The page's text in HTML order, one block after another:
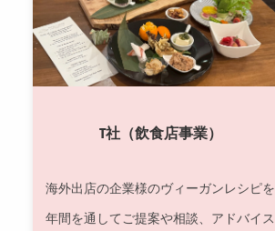
T社（飲食店事業）
海外出店の企業様のヴィーガンレシピを
年間を通してご提案や相談、アドバイス